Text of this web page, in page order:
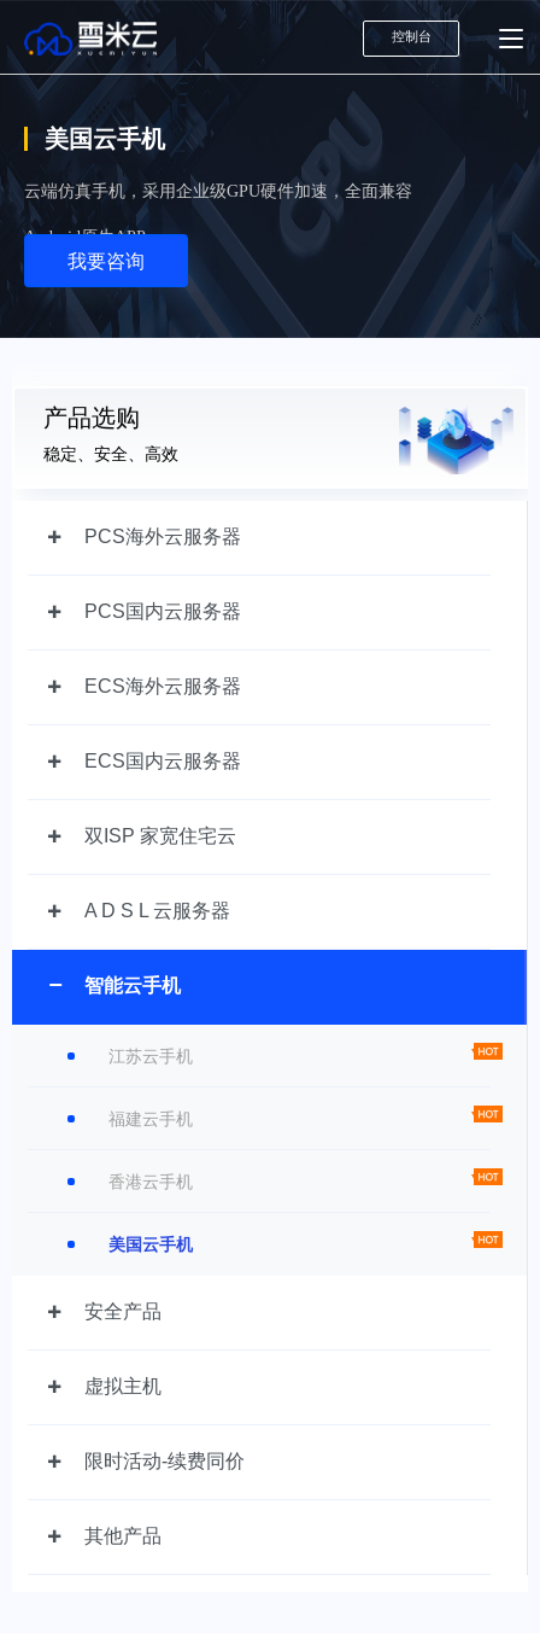
控制台
美国云手机
云端仿真手机，采用企业级GPU硬件加速，全面兼容
Android原生APP
我要咨询
产品选购
稳定、安全、高效
PCS海外云服务器
PCS国内云服务器
ECS海外云服务器
ECS国内云服务器
双ISP 家宽住宅云
A D S L 云服务器
智能云手机
江苏云手机
福建云手机
香港云手机
美国云手机
安全产品
虚拟主机
限时活动-续费同价
其他产品